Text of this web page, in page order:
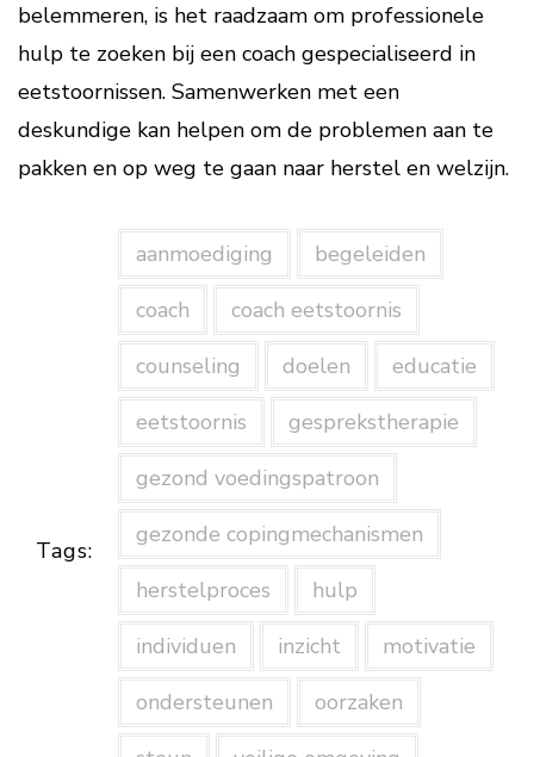
belemmeren, is het raadzaam om professionele
hulp te zoeken bij een coach gespecialiseerd in
eetstoornissen. Samenwerken met een
deskundige kan helpen om de problemen aan te
pakken en op weg te gaan naar herstel en welzijn.
Tags:
aanmoediging
begeleiden
coach
coach eetstoornis
counseling
doelen
educatie
eetstoornis
gesprekstherapie
gezond voedingspatroon
gezonde copingmechanismen
herstelproces
hulp
individuen
inzicht
motivatie
ondersteunen
oorzaken